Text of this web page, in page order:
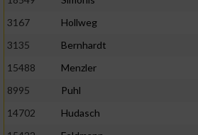
3167
Hollweg
3135
Bernhardt
15488
Menzler
8995
Puhl
14702
Hudasch